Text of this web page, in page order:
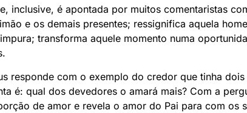
inclusive, é apontada por muitos comentaristas
e os demais presentes; ressignifica aquela
transforma aquele momento numa
responde com o exemplo do credor que tinha
é: qual dos devedores o amará mais? Com a
de amor e revela o amor do Pai para com os